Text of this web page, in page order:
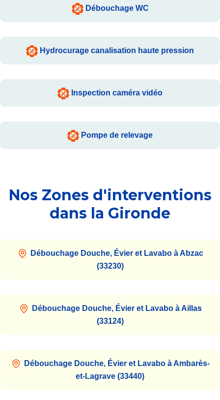
Débouchage WC
Hydrocurage canalisation haute pression
Inspection caméra vidéo
Pompe de relevage
Nos Zones d'interventions
dans la Gironde
Débouchage Douche, Évier et Lavabo à Abzac
(33230)
Débouchage Douche, Évier et Lavabo à Aillas
(33124)
Débouchage Douche, Évier et Lavabo à Ambarès-
et-Lagrave (33440)